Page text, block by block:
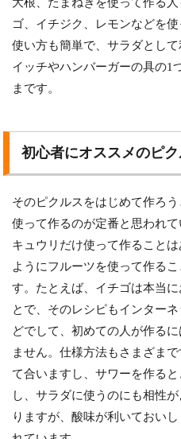
ゴ、イチジク、レモンなどを
使い方も簡単で、サラダとし
イッチやハンバーガーの具の1
まです。
初心者にオススメのピ
そのピクルスをはじめて作ろ
使って作るのが定番と思われ
キュウリだけ使って作ること
ようにフルーツを使って作る
す。たとえば、イチゴは本当
とで、そのレシピもインター
どでして、初めての人が作る
ません。仕様方法もさまざま
て合いますし、サワーを作る
し、サラダに使うのにも相性
りますが、酸味が利いておい